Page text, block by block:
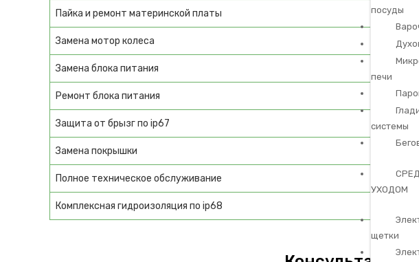
посуды
печи
системы
УХОДОМ
щетки
Пайка и ремонт материнской платы
Замена мотор колеса
Замена блока питания
Ремонт блока питания
Защита от брызг по ip67
Замена покрышки
Полное техническое обслуживание
Комплексная гидроизоляция по ip68